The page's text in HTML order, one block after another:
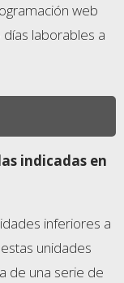
web
laborables a
indicadas en
inferiores a
unidades
de una serie de